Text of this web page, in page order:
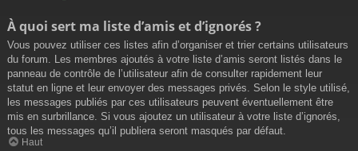
À quoi sert ma liste d’amis et d’ignorés ?
Vous pouvez utiliser ces listes afin d’organiser et trier certains utilisateurs
du forum. Les membres ajoutés à votre liste d’amis seront listés dans le
panneau de contrôle de l’utilisateur afin de consulter rapidement leur
statut en ligne et leur envoyer des messages privés. Selon le style utilisé,
les messages publiés par ces utilisateurs peuvent éventuellement être
mis en surbrillance. Si vous ajoutez un utilisateur à votre liste d’ignorés,
tous les messages qu’il publiera seront masqués par défaut.
Haut